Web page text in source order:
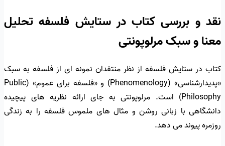
نقد و بررسی کتاب در ستایش فلسفه تحلیل
معنا و سبک مرلوپونتی
کتاب در ستایش فلسفه از نظر منتقدان نمونه ای از فلسفه به سبک
«پدیدارشناسی» (Phenomenology) و «فلسفه برای عموم» (Public
Philosophy) است. مرلوپونتی به جای ارائه نظریه های پیچیده
دانشگاهی با زبانی روشن و مثال های ملموس فلسفه را به زندگی
روزمره پیوند می دهد.